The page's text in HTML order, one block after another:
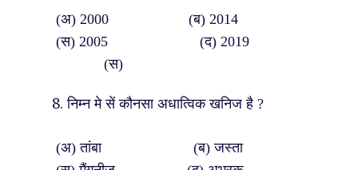
(अ) 2000 (ब) 2014
(स) 2005 (द) 2019
(स)
निम्न मे सें कौनसा अधात्विक खनिज है ?
(अ) तांबा (ब) जस्ता